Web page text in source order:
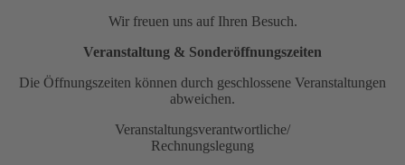
Wir freuen uns auf Ihren Besuch.
Veranstaltung & Sonderöffnungszeiten
Die Öffnungszeiten können durch geschlossene Veranstaltungen
abweichen.
Veranstaltungsverantwortliche/
Rechnungslegung